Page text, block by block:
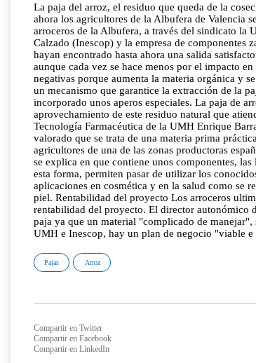
La paja del arroz, el residuo que queda de la
ahora los agricultores de la Albufera de Valencia
arroceros de la Albufera, a través del sindicato
Calzado (Inescop) y la empresa de componentes
hayan encontrado hasta ahora una salida
aunque cada vez se hace menos por el impacto
negativas porque aumenta la materia orgánica y
un mecanismo que garantice la extracción de la
incorporado unos aperos especiales. La paja de
aprovechamiento de este residuo natural que
Tecnología Farmacéutica de la UMH Enrique
valorado que se trata de una materia prima
agricultores de una de las zonas productoras
se explica en que contiene unos componentes,
esta forma, permiten pasar de utilizar los
aplicaciones en cosmética y en la salud como se
piel. Rentabilidad del proyecto Los arroceros
rentabilidad del proyecto. El director autonómico
paja ya que un material "complicado de
UMH e Inescop, hay un plan de negocio "viable
Pajas Arroz
Compartir en Twitter
Compartir en Facebook
Compartir en LinkedIn